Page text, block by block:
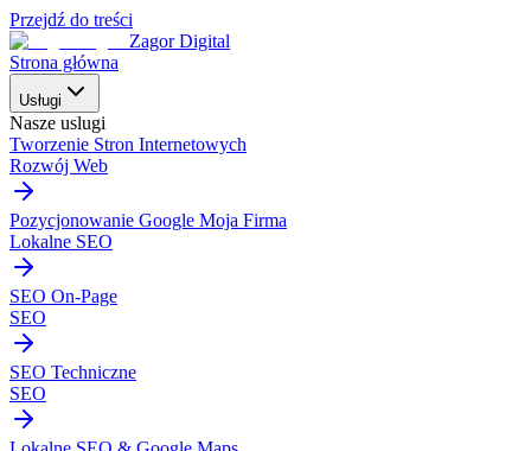
Przejdź do treści
Zagor Digital
Strona główna
Usługi
Nasze uslugi
Tworzenie Stron Internetowych
Rozwój Web
Pozycjonowanie Google Moja Firma
Lokalne SEO
SEO On-Page
SEO
SEO Techniczne
SEO